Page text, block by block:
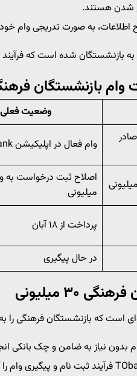
شدن هستند.
اطلاعات، به صورت تدریجی وام
بازنشستگان شده است که
بازنشستگان
وضعیت فعلی
وام فعال در اپلیکیشن TObank
میلیونی
پرداخت از ۱۸ آبان
در حال پیگیری
۳۰ میلیونی
است که بازنشستگان فرهنگی
بدون نیاز به ضامن و چک بانکی